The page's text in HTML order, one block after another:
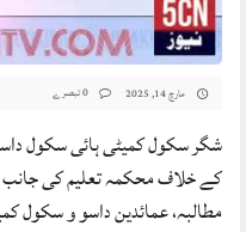
مارچ 14, 2025
شگر سکول کمیٹی ہائی سکول
کے خلاف محکمہ تعلیم کی جانب
مطالبہ، عمائدین داسو و سکول